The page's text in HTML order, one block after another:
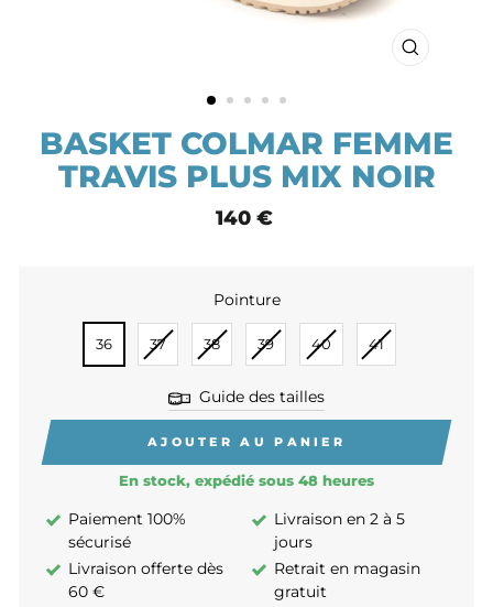
FERMER
BASKET COLMAR FEMME
TRAVIS PLUS MIX NOIR
Prix
140 €
Pointure
POINTURE
36 37 38 39 40 41
Guide des tailles
AJOUTER AU PANIER
En stock, expédié sous 48 heures
Paiement 100%
sécurisé
Livraison en 2 à 5
jours
Livraison offerte dès
60 €
Retrait en magasin
gratuit